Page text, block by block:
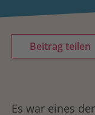
Beitrag teilen
Es war eines